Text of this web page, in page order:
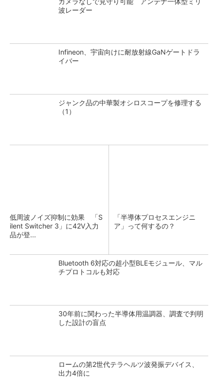
波レーダー
Infineon、宇宙向けに耐放射線GaNゲートドラ
イバー
ジャンク品の中華製オシロスコープを修理する
（1）
低周波ノイズ抑制に効果 「S
ilent Switcher 3」に42V入力
品が登...
「半導体プロセスエンジニ
ア」って何するの？
Bluetooth 6対応の超小型BLEモジュール、マル
チプロトコルも対応
30年前に関わった半導体用温調器、調査で判明
した設計の盲点
ロームの第2世代テラヘルツ波発振デバイス、
出力4倍に